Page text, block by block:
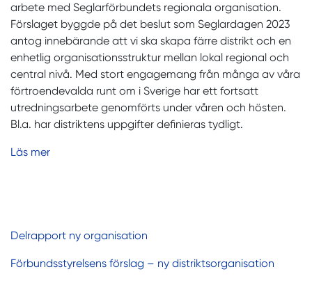
arbete med Seglarförbundets regionala organisation.
Förslaget byggde på det beslut som Seglardagen 2023
antog innebärande att vi ska skapa färre distrikt och en
enhetlig organisationsstruktur mellan lokal regional och
central nivå. Med stort engagemang från många av våra
förtroendevalda runt om i Sverige har ett fortsatt
utredningsarbete genomförts under våren och hösten.
Bl.a. har distriktens uppgifter definieras tydligt.
Läs mer
Delrapport ny organisation
Förbundsstyrelsens förslag – ny distriktsorganisation